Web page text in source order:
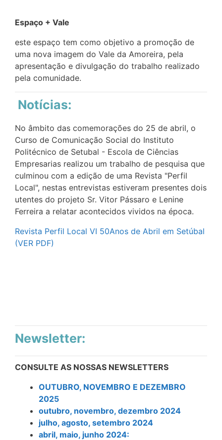
Espaço + Vale
este espaço tem como objetivo a promoção de
uma nova imagem do Vale da Amoreira, pela
apresentação e divulgação do trabalho realizado
pela comunidade.
Notícias:
No âmbito das comemorações do 25 de abril, o
Curso de Comunicação Social do Instituto
Politécnico de Setubal - Escola de Ciências
Empresarias realizou um trabalho de pesquisa que
culminou com a edição de uma Revista "Perfil
Local", nestas entrevistas estiveram presentes dois
utentes do projeto Sr. Vitor Pássaro e Lenine
Ferreira a relatar acontecidos vividos na época.
Revista Perfil Local VI 50Anos de Abril em Setúbal
(VER PDF)
Newsletter:
CONSULTE AS NOSSAS NEWSLETTERS
OUTUBRO, NOVEMBRO E DEZEMBRO
2025
outubro, novembro, dezembro 2024
julho, agosto, setembro 2024
abril, maio, junho 2024: